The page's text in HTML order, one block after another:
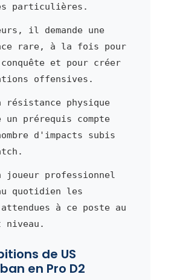
particulières.
il demande une
rare, à la fois pour
et pour créer
offensives.
physique
un prérequis compte
d'impacts subis
joueur professionnel
quotidien les
à ce poste au
niveau.
de US
en Pro D2